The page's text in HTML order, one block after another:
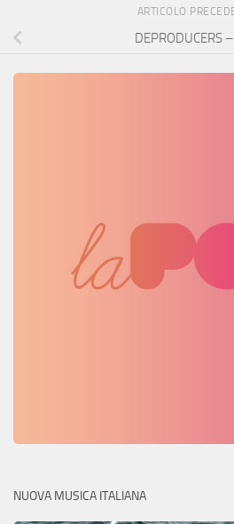
ARTICOLO
DEPRODUCERS
NUOVA MUSICA ITALIANA